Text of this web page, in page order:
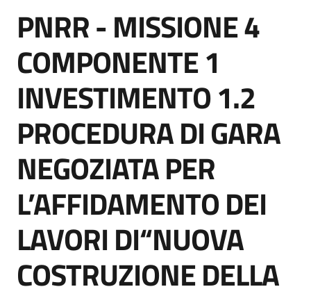
strumenti
di
Supporto
Piattaforme
telematiche
English
Salta al contenuto
PNRR - MISSIONE 4
COMPONENTE 1
INVESTIMENTO 1.2
PROCEDURA DI GARA
NEGOZIATA PER
L’AFFIDAMENTO DEI
LAVORI DI“NUOVA
COSTRUZIONE DELLA